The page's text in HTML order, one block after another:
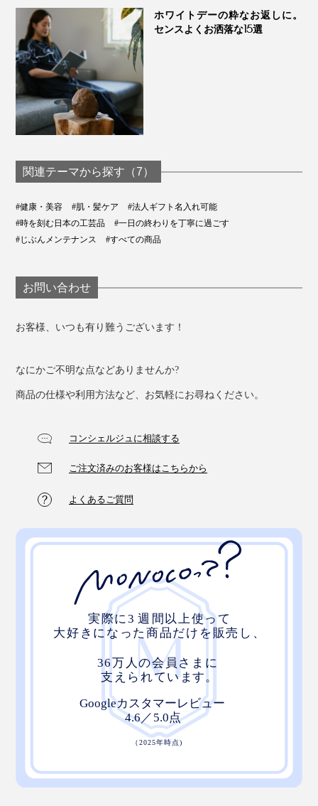
ホワイトデーの粋なお返しに。
センスよくお洒落な15選
関連テーマから探す（7）
#健康・美容 #肌・髪ケア
#法人ギフト名入れ可能
#時を刻む日本の工芸品
#一日の終わりを丁寧に過ごす
#じぶんメンテナンス
#すべての商品
お問い合わせ
お客様、いつも有り難うございます！
なにかご不明な点などありませんか?
商品の仕様や利用方法など、お気軽にお尋ねください。
コンシェルジュに相談する
ご注文済みのお客様はこちらから
よくあるご質問